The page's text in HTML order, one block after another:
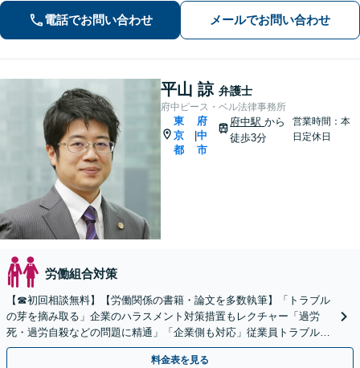
対応】【電話・オンライン面談可】
電話でお問い合わせ メールでお問い合わせ
平山 諒 弁護士
府中ピース・ベル法律事務所
東
京
都
府
中
市
府中駅から
徒歩3分
営業時間：本
日定休日
労働組合対策
【☎︎初回相談無料】【労働関係の書籍・論文を多数執筆】「トラブル
の芽を摘み取る」企業のハラスメント対策措置もレクチャー「過労
死・過労自殺などの問題に精通」「企業側も対応」従業員トラブルは
お任せください「顧問契約あり」【府中駅3分】
料金表を見る